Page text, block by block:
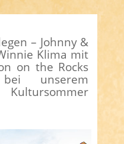
– Johnny &
Klima mit
on the Rocks
unserem